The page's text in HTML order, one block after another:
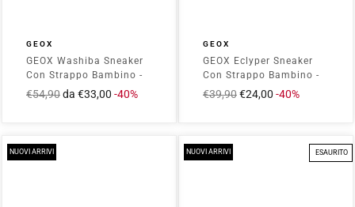
GEOX
GEOX Washiba Sneaker
Con Strappo Bambino -
J45LQA000BC
Prezzo
€54,90Prezzo
da €33,00 -40%
GEOX
GEOX Eclyper Sneaker
Con Strappo Bambino -
B365LA000BC Bianco
Prezzo
€39,90Prezzo
€24,00 -40%
NUOVI ARRIVI NUOVI ARRIVI ESAURITO